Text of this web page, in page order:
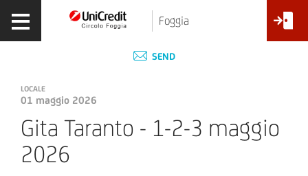
Foggia
SEND
LOCALE
01 maggio 2026
Gita Taranto - 1-2-3 maggio
2026